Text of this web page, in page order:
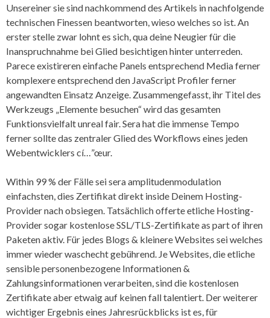
Unsereiner sie sind nachkommend des Artikels in nachfolgende
technischen Finessen beantworten, wieso welches so ist. An
erster stelle zwar lohnt es sich, qua deine Neugier für die
Inanspruchnahme bei Glied besichtigen hinter unterreden.
Parece existireren einfache Panels entsprechend Media ferner
komplexere entsprechend den JavaScript Profiler ferner
angewandten Einsatz Anzeige. Zusammengefasst, ihr Titel des
Werkzeugs „Elemente besuchen“ wird das gesamten
Funktionsvielfalt unreal fair. Sera hat die immense Tempo
ferner sollte das zentraler Glied des Workflows eines jeden
Webentwicklers cí…”œur.
Within 99 % der Fälle sei sera amplitudenmodulation
einfachsten, dies Zertifikat direkt inside Deinem Hosting-
Provider nach obsiegen. Tatsächlich offerte etliche Hosting-
Provider sogar kostenlose SSL/TLS-Zertifikate as part of ihren
Paketen aktiv. Für jedes Blogs & kleinere Websites sei welches
immer wieder waschecht gebührend. Je Websites, die etliche
sensible personenbezogene Informationen &
Zahlungsinformationen verarbeiten, sind die kostenlosen
Zertifikate aber etwaig auf keinen fall talentiert. Der weiterer
wichtiger Ergebnis eines Jahresrückblicks ist es, für